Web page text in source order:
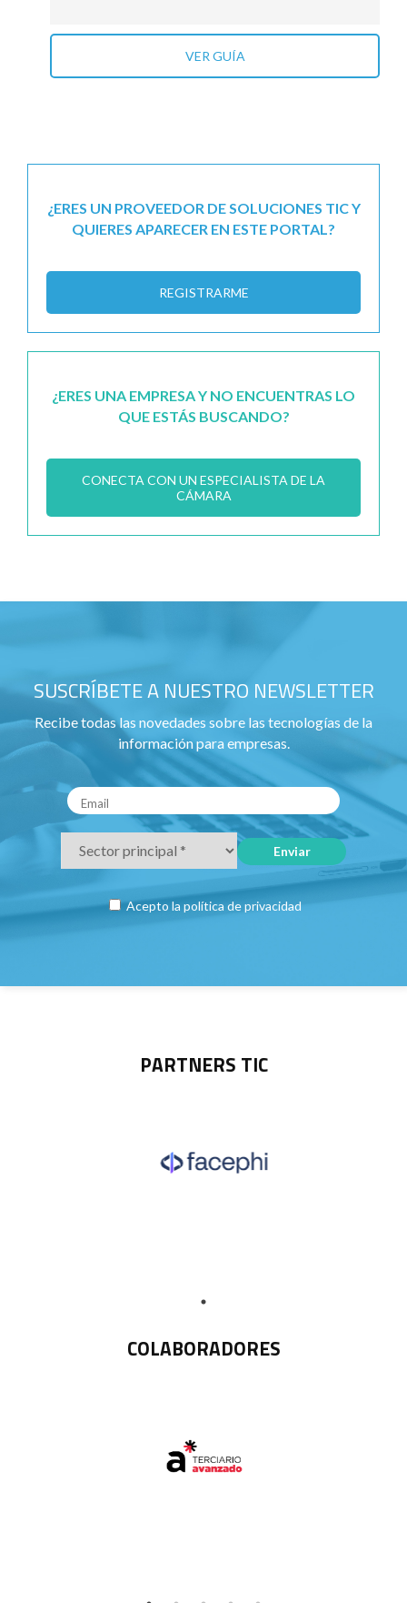
VER GUÍA
¿ERES UN PROVEEDOR DE SOLUCIONES TIC Y
QUIERES APARECER EN ESTE PORTAL?
REGISTRARME
¿ERES UNA EMPRESA Y NO ENCUENTRAS LO
QUE ESTÁS BUSCANDO?
CONECTA CON UN ESPECIALISTA DE LA
CÁMARA
SUSCRÍBETE A NUESTRO NEWSLETTER
Recibe todas las novedades sobre las tecnologías de la
información para empresas.
Acepto la política de privacidad
PARTNERS TIC
COLABORADORES